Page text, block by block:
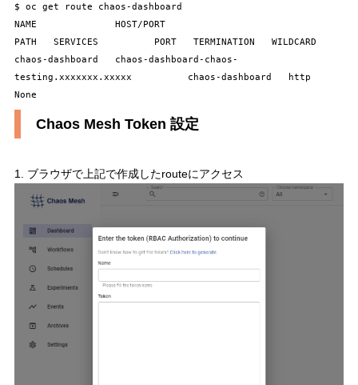
$ oc get route chaos-dashboard
NAME              HOST/PORT
PATH   SERVICES          PORT   TERMINATION   WILDCARD
chaos-dashboard   chaos-dashboard-chaos-
testing.xxxxxxx.xxxxx          chaos-dashboard   http
None
Chaos Mesh Token 設定
1. ブラウザで上記で作成したrouteにアクセス